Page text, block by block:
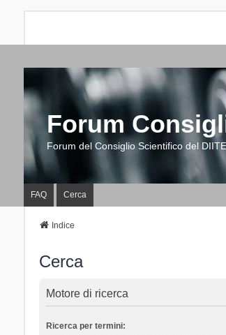
Forum
Forum del Consiglio Scientifico del
FAQ Cerca
Indice
Cerca
Motore di ricerca
Ricerca per termini: